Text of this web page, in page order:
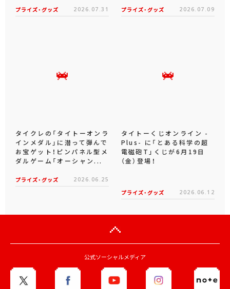
プライズ・グッズ プライズ・グッズ
インメダル」に潜って弾んで
Plus- に「とある科学の超